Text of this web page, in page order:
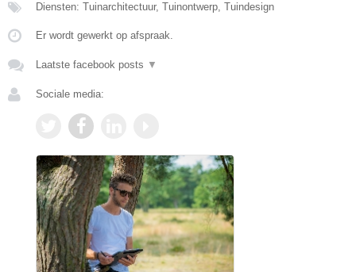
Diensten: Tuinarchitectuur, Tuinontwerp, Tuindesign
Er wordt gewerkt op afspraak.
Laatste facebook posts ▼
Sociale media: